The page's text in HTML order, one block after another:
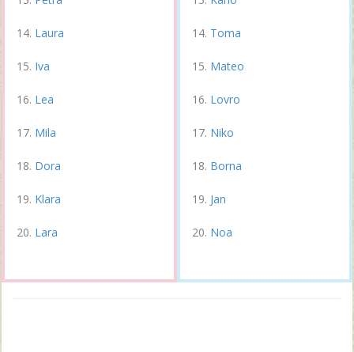
Laura
Iva
Lea
Mila
Dora
Klara
Lara
Toma
Mateo
Lovro
Niko
Borna
Jan
Noa